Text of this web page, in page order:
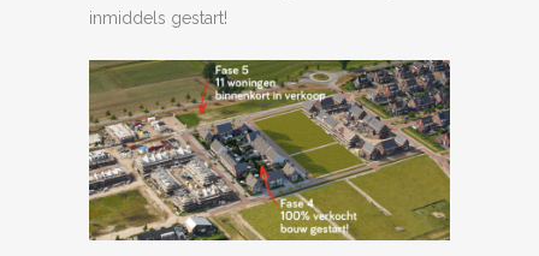
inmiddels gestart!